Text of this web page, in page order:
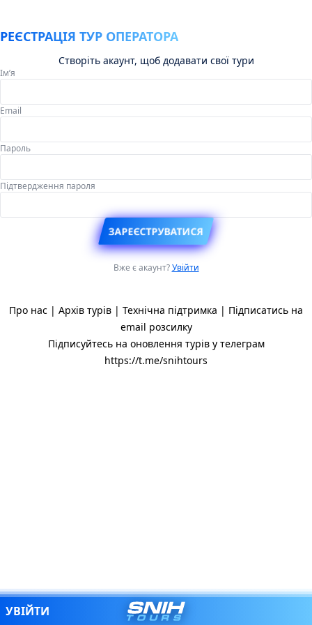
МЕНЮ
УВІЙТИ SNIH.TOURS
РЕЄСТРАЦІЯ ТУР ОПЕРАТОРА
Створіть акаунт, щоб додавати свої тури
Імʼя
Email
Пароль
Підтвердження пароля
ЗАРЕЄСТРУВАТИСЯ
Вже є акаунт?Увійти
Про нас | Архів турів | Технічна підтримка | Підписатись на
email розсилку
Підписуйтесь на оновлення турів у телеграм
https://t.me/snihtours